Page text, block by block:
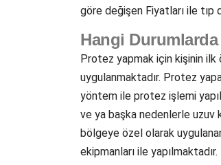
göre değişen Fiyatları ile
Hangi Durumlarda
Protez yapmak için kişinin ilk
uygulanmaktadır. Protez
yöntem ile protez işlemi
ve ya başka nedenlerle uzuv
bölgeye özel olarak
ekipmanları ile yapılmaktadır.